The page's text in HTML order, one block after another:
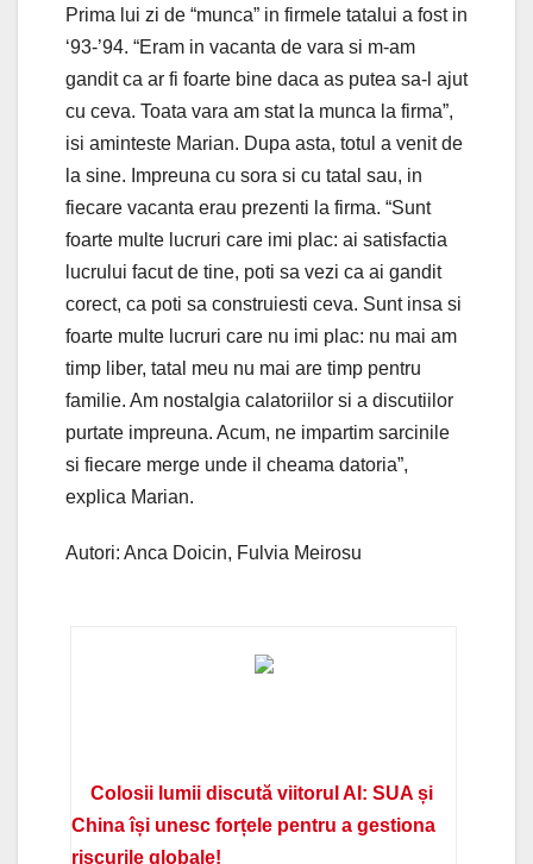
Prima lui zi de “munca” in firmele tatalui a fost in
‘93-’94. “Eram in vacanta de vara si m-am
gandit ca ar fi foarte bine daca as putea sa-l ajut
cu ceva. Toata vara am stat la munca la firma”,
isi aminteste Marian. Dupa asta, totul a venit de
la sine. Impreuna cu sora si cu tatal sau, in
fiecare vacanta erau prezenti la firma. “Sunt
foarte multe lucruri care imi plac: ai satisfactia
lucrului facut de tine, poti sa vezi ca ai gandit
corect, ca poti sa construiesti ceva. Sunt insa si
foarte multe lucruri care nu imi plac: nu mai am
timp liber, tatal meu nu mai are timp pentru
familie. Am nostalgia calatoriilor si a discutiilor
purtate impreuna. Acum, ne impartim sarcinile
si fiecare merge unde il cheama datoria”,
explica Marian.
Autori: Anca Doicin, Fulvia Meirosu
Colosii lumii discută viitorul AI: SUA și
China își unesc forțele pentru a gestiona
riscurile globale!